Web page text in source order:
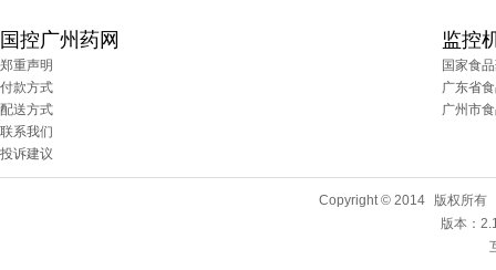
国控广州药网
郑重声明
付款方式
配送方式
联系我们
投诉建议
监控
国家食
广东省
广州市
Copyright © 2014 版权所有
版本：